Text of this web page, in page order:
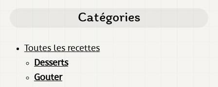
Catégories
Toutes les recettes
Desserts
Gouter